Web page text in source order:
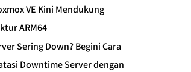
VE Kini Mendukung
ARM64
Sering Down? Begini Cara
Downtime Server dengan